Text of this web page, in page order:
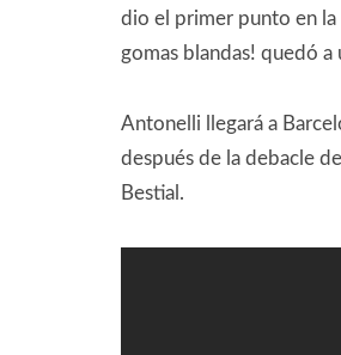
dio el primer punto en la
gomas blandas! quedó a
Antonelli llegará a
después de la debacle
Bestial.